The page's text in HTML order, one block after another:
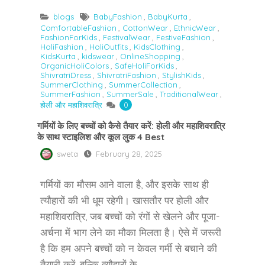
blogs BabyFashion , BabyKurta ,
ComfortableFashion , CottonWear, EthnicWear,
FashionForKids, FestivalWear, FestiveFashion ,
HoliFashion , HoliOutfits, KidsClothing ,
KidsKurta , kidswear, OnlineShopping ,
OrganicHoliColors, SafeHoliForKids,
ShivratriDress, ShivratriFashion , StylishKids,
SummerClothing , SummerCollection ,
SummerFashion , SummerSale , TraditionalWear,
होली और महाशिवरात्रि
0
गर्मियों के लिए बच्चों को कैसे तैयार करें: होली और महाशिवरात्रि
के साथ स्टाइलिश और कूल लुक 4 Best
sweta February 28, 2025
गर्मियों का मौसम आने वाला है, और इसके साथ ही
त्यौहारों की भी धूम रहेगी। खासतौर पर होली और
महाशिवरात्रि, जब बच्चों को रंगों से खेलने और पूजा-
अर्चना में भाग लेने का मौका मिलता है। ऐसे में जरूरी
है कि हम अपने बच्चों को न केवल गर्मी से बचाने की